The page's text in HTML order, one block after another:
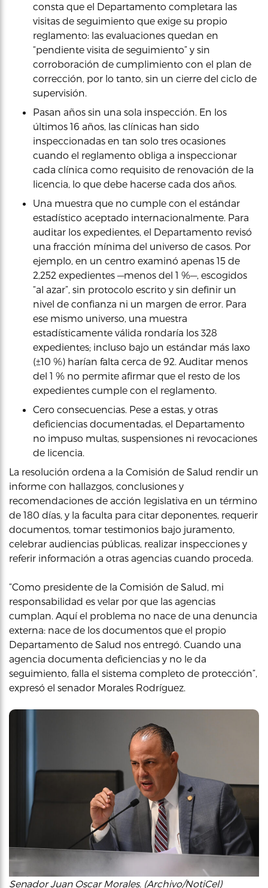
consta que el Departamento completara las
visitas de seguimiento que exige su propio
reglamento: las evaluaciones quedan en
“pendiente visita de seguimiento” y sin
corroboración de cumplimiento con el plan de
corrección, por lo tanto, sin un cierre del ciclo de
supervisión.
Pasan años sin una sola inspección. En los
últimos 16 años, las clínicas han sido
inspeccionadas en tan solo tres ocasiones
cuando el reglamento obliga a inspeccionar
cada clínica como requisito de renovación de la
licencia, lo que debe hacerse cada dos años.
Una muestra que no cumple con el estándar
estadístico aceptado internacionalmente. Para
auditar los expedientes, el Departamento revisó
una fracción mínima del universo de casos. Por
ejemplo, en un centro examinó apenas 15 de
2,252 expedientes —menos del 1 %—, escogidos
“al azar”, sin protocolo escrito y sin definir un
nivel de confianza ni un margen de error. Para
ese mismo universo, una muestra
estadísticamente válida rondaría los 328
expedientes; incluso bajo un estándar más laxo
(±10 %) harían falta cerca de 92. Auditar menos
del 1 % no permite afirmar que el resto de los
expedientes cumple con el reglamento.
Cero consecuencias. Pese a estas, y otras
deficiencias documentadas, el Departamento
no impuso multas, suspensiones ni revocaciones
de licencia.
La resolución ordena a la Comisión de Salud rendir un
informe con hallazgos, conclusiones y
recomendaciones de acción legislativa en un término
de 180 días, y la faculta para citar deponentes, requerir
documentos, tomar testimonios bajo juramento,
celebrar audiencias públicas, realizar inspecciones y
referir información a otras agencias cuando proceda.
“Como presidente de la Comisión de Salud, mi
responsabilidad es velar por que las agencias
cumplan. Aquí el problema no nace de una denuncia
externa: nace de los documentos que el propio
Departamento de Salud nos entregó. Cuando una
agencia documenta deficiencias y no le da
seguimiento, falla el sistema completo de protección”,
expresó el senador Morales Rodríguez.
Senador Juan Oscar Morales. (Archivo/NotiCel)